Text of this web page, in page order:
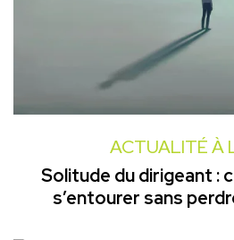
ACTUALITÉ À
Solitude du dirigeant :
s’entourer sans